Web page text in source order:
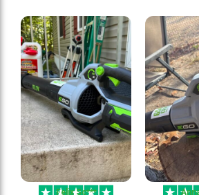
Felix Sc***